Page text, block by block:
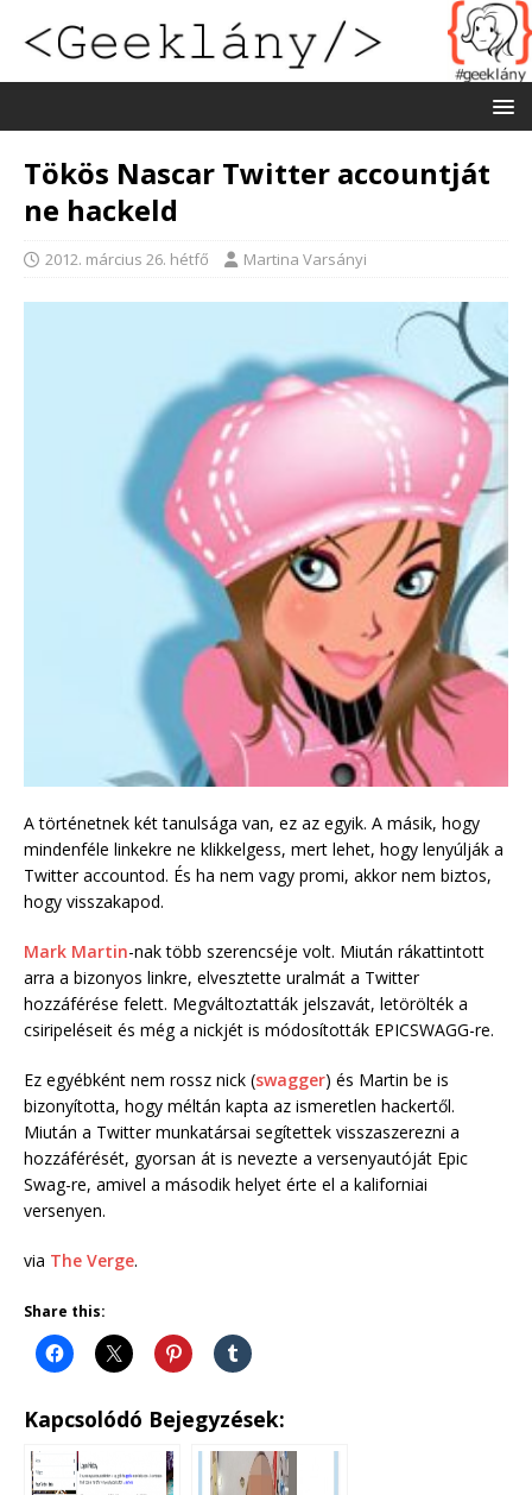
Tökös Nascar Twitter accountját
ne hackeld
2012. március 26. hétfő Martina Varsányi
A történetnek két tanulsága van, ez az egyik. A másik, hogy
mindenféle linkekre ne klikkelgess, mert lehet, hogy lenyúlják a
Twitter accountod. És ha nem vagy promi, akkor nem biztos,
hogy visszakapod.
Mark Martin-nak több szerencséje volt. Miután rákattintott
arra a bizonyos linkre, elvesztette uralmát a Twitter
hozzáférése felett. Megváltoztatták jelszavát, letörölték a
csiripeléseit és még a nickjét is módosították EPICSWAGG-re.
Ez egyébként nem rossz nick (swagger) és Martin be is
bizonyította, hogy méltán kapta az ismeretlen hackertől.
Miután a Twitter munkatársai segítettek visszaszerezni a
hozzáférését, gyorsan át is nevezte a versenyautóját Epic
Swag-re, amivel a második helyet érte el a kaliforniai
versenyen.
via The Verge.
Share this:
Kapcsolódó Bejegyzések: